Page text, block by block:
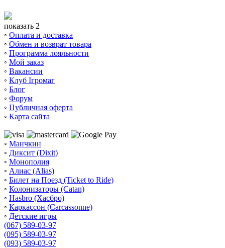
показать 2
◦ Оплата и доставка
◦ Обмен и возврат товара
◦ Программа лояльности
◦ Мой заказ
◦ Вакансии
◦ Клуб Ігромаг
◦ Блог
◦ Форум
◦ Публичная оферта
◦ Карта сайта
◦ Манчкин
◦ Диксит (Dixit)
◦ Монополия
◦ Алиас (Alias)
◦ Билет на Поезд (Ticket to Ride)
◦ Колонизаторы (Catan)
◦ Hasbro (Хасбро)
◦ Каркассон (Carcassonne)
◦ Детские игры
(067) 589-03-97
(095) 589-03-97
(093) 589-03-97